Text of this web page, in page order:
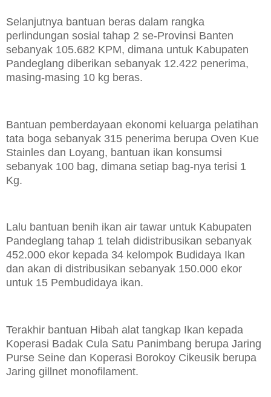
Selanjutnya bantuan beras dalam rangka
perlindungan sosial tahap 2 se-Provinsi Banten
sebanyak 105.682 KPM, dimana untuk Kabupaten
Pandeglang diberikan sebanyak 12.422 penerima,
masing-masing 10 kg beras.
Bantuan pemberdayaan ekonomi keluarga pelatihan
tata boga sebanyak 315 penerima berupa Oven Kue
Stainles dan Loyang, bantuan ikan konsumsi
sebanyak 100 bag, dimana setiap bag-nya terisi 1
Kg.
Lalu bantuan benih ikan air tawar untuk Kabupaten
Pandeglang tahap 1 telah didistribusikan sebanyak
452.000 ekor kepada 34 kelompok Budidaya Ikan
dan akan di distribusikan sebanyak 150.000 ekor
untuk 15 Pembudidaya ikan.
Terakhir bantuan Hibah alat tangkap Ikan kepada
Koperasi Badak Cula Satu Panimbang berupa Jaring
Purse Seine dan Koperasi Borokoy Cikeusik berupa
Jaring gillnet monofilament.